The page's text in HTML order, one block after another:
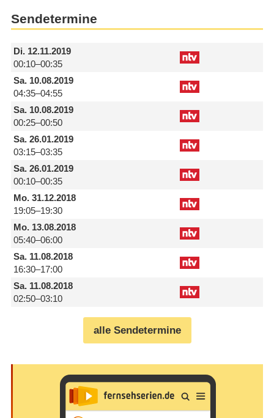
Sendetermine
Di.12.11.2019
00:10–00:35
Sa.10.08.2019
04:35–04:55
Sa.10.08.2019
00:25–00:50
Sa.26.01.2019
03:15–03:35
Sa.26.01.2019
00:10–00:35
Mo.31.12.2018
19:05–19:30
Mo.13.08.2018
05:40–06:00
Sa.11.08.2018
16:30–17:00
Sa.11.08.2018
02:50–03:10
alle Sendetermine